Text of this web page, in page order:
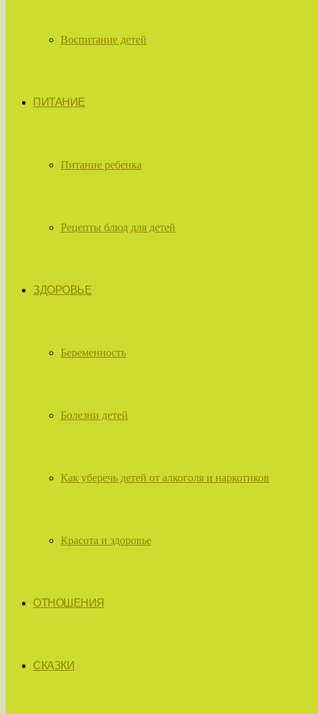
Воспитание детей
ПИТАНИЕ
Питание ребенка
Рецепты блюд для детей
ЗДОРОВЬЕ
Беременность
Болезни детей
Как уберечь детей от алкоголя и наркотиков
Красота и здоровье
ОТНОШЕНИЯ
СКАЗКИ